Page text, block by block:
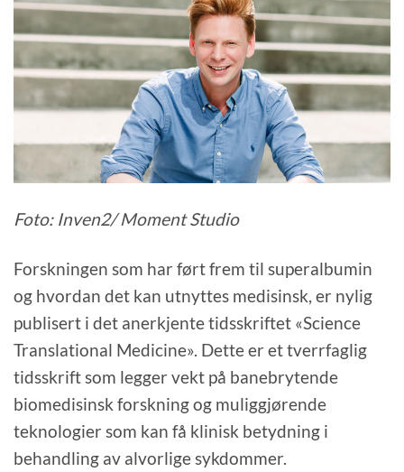
Foto: Inven2/ Moment Studio
Forskningen som har ført frem til superalbumin
og hvordan det kan utnyttes medisinsk, er nylig
publisert i det anerkjente tidsskriftet «Science
Translational Medicine». Dette er et tverrfaglig
tidsskrift som legger vekt på banebrytende
biomedisinsk forskning og muliggjørende
teknologier som kan få klinisk betydning i
behandling av alvorlige sykdommer.